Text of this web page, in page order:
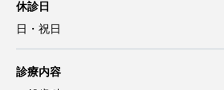
休診日
日・祝日
診療内容